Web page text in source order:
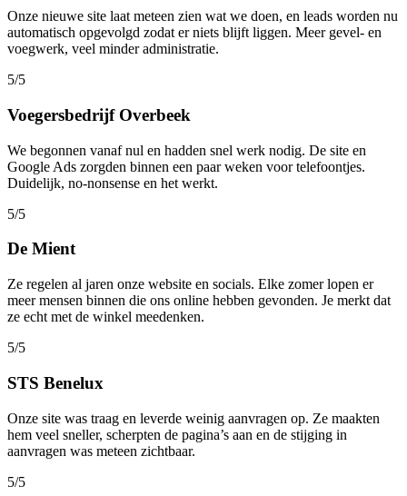
Onze nieuwe site laat meteen zien wat we doen, en leads worden nu
automatisch opgevolgd zodat er niets blijft liggen. Meer gevel- en
voegwerk, veel minder administratie.
5/5
Voegersbedrijf Overbeek
We begonnen vanaf nul en hadden snel werk nodig. De site en
Google Ads zorgden binnen een paar weken voor telefoontjes.
Duidelijk, no-nonsense en het werkt.
5/5
De Mient
Ze regelen al jaren onze website en socials. Elke zomer lopen er
meer mensen binnen die ons online hebben gevonden. Je merkt dat
ze echt met de winkel meedenken.
5/5
STS Benelux
Onze site was traag en leverde weinig aanvragen op. Ze maakten
hem veel sneller, scherpten de pagina’s aan en de stijging in
aanvragen was meteen zichtbaar.
5/5